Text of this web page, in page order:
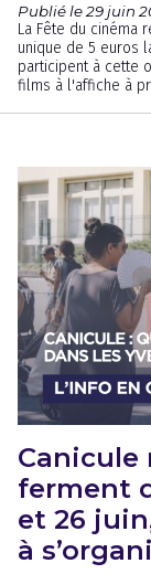
Publié le 29 juin
La Fête du cinéma
unique de 5 euros
participent à cette
films à l'affiche à
Canicule
ferment
et 26
à